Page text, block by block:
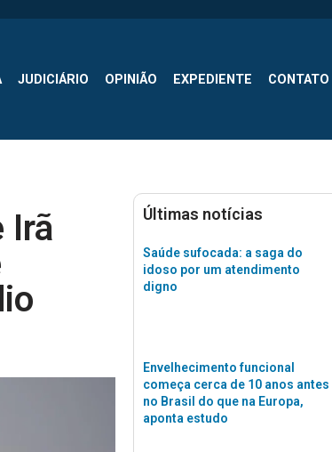
JUDICIÁRIO OPINIÃO EXPEDIENTE CONTATO
Irã
Últimas notícias
Saúde sufocada: a saga do
idoso por um atendimento
digno
Envelhecimento funcional
começa cerca de 10 anos antes
no Brasil do que na Europa,
aponta estudo